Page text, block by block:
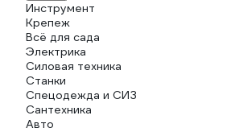
Инструмент
Крепеж
Всё для сада
Электрика
Силовая техника
Станки
Спецодежда и СИЗ
Сантехника
Авто